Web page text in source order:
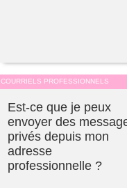
COURRIELS PROFESSIONNELS
Est-ce que je peux
envoyer des
privés depuis mon
adresse
professionnelle ?